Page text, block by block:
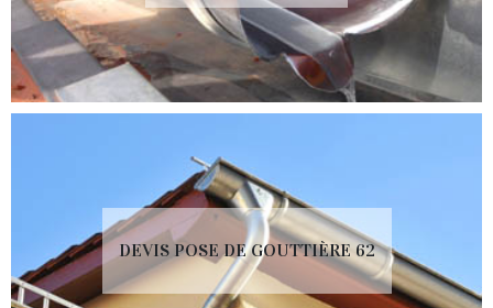
DEVIS POSE DE GOUTTIÈRE 62